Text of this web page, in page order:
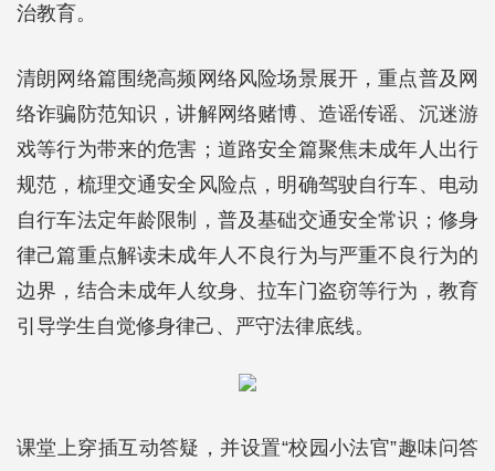
治教育。
清朗网络篇围绕高频网络风险场景展开，重点普及网
络诈骗防范知识，讲解网络赌博、造谣传谣、沉迷游
戏等行为带来的危害；道路安全篇聚焦未成年人出行
规范，梳理交通安全风险点，明确驾驶自行车、电动
自行车法定年龄限制，普及基础交通安全常识；修身
律己篇重点解读未成年人不良行为与严重不良行为的
边界，结合未成年人纹身、拉车门盗窃等行为，教育
引导学生自觉修身律己、严守法律底线。
课堂上穿插互动答疑，并设置“校园小法官”趣味问答